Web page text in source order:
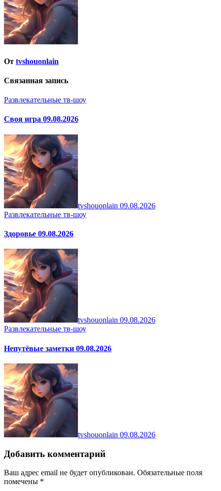
От tvshouonlain
Связанная запись
Развлекательные тв-шоу
Своя игра 09.08.2026
tvshouonlain 09.08.2026
Развлекательные тв-шоу
Здоровье 09.08.2026
tvshouonlain 09.08.2026
Развлекательные тв-шоу
Непутёвые заметки 09.08.2026
tvshouonlain 09.08.2026
Добавить комментарий
Ваш адрес email не будет опубликован. Обязательные поля
помечены *